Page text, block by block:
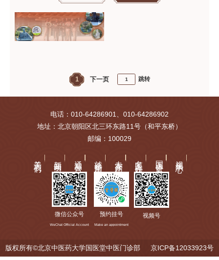
1 下一页 跳转
电话：010-64286901、010-64286902
地址：北京朝阳区北三环东路11号（和平东桥）
邮编：100029
微信公众号
WeChat Official Account
预约挂号
Make an appointment
视频号
版权所有©北京中医药大学国医堂中医门诊部 京ICP备12033923号